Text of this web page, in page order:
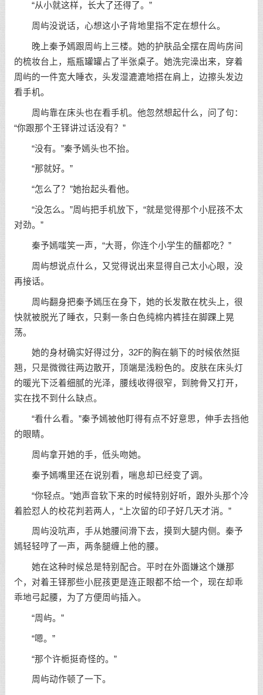
“从小就这样，长大了还得了。”
周屿没说话，心想这小子背地里指不定在想什么。
晚上秦予嫣跟周屿上三楼。她的护肤品全摆在周屿房间
的梳妆台上，瓶瓶罐罐占了半张桌子。她洗完澡出来，穿着
周屿的一件宽大睡衣，头发湿漉漉地搭在肩上，边擦头发边
看手机。
周屿靠在床头也在看手机。他忽然想起什么，问了句：
“你跟那个王铎讲过话没有？”
“没有。”秦予嫣头也不抬。
“那就好。”
“怎么了？”她抬起头看他。
“没怎么。”周屿把手机放下，“就是觉得那个小屁孩不太
对劲。”
秦予嫣嗤笑一声，“大哥，你连个小学生的醋都吃？”
周屿想说点什么，又觉得说出来显得自己太小心眼，没
再接话。
周屿翻身把秦予嫣压在身下，她的长发散在枕头上，很
快就被脱光了睡衣，只剩一条白色纯棉内裤挂在脚踝上晃
荡。
她的身材确实好得过分，32F的胸在躺下的时候依然挺
翘，只是微微往两边散开，顶端是浅粉色的。皮肤在床头灯
的暖光下泛着细腻的光泽，腰线收得很窄，到胯骨又打开，
实在找不到什么缺点。
“看什么看。”秦予嫣被他盯得有点不好意思，伸手去挡他
的眼睛。
周屿拿开她的手，低头吻她。
秦予嫣嘴里还在说别看，喘息却已经变了调。
“你轻点。”她声音软下来的时候特别好听，跟外头那个冷
着脸怼人的校花判若两人，“上次留的印子好几天才消。”
周屿没吭声，手从她腰间滑下去，摸到大腿内侧。秦予
嫣轻轻哼了一声，两条腿缠上他的腰。
她在这种时候总是特别配合。平时在外面嫌这个嫌那
个，对着王铎那些小屁孩更是连正眼都不给一个，现在却乖
乖地弓起腰，为了方便周屿插入。
“周屿。”
“嗯。”
“那个许栀挺奇怪的。”
周屿动作顿了一下。